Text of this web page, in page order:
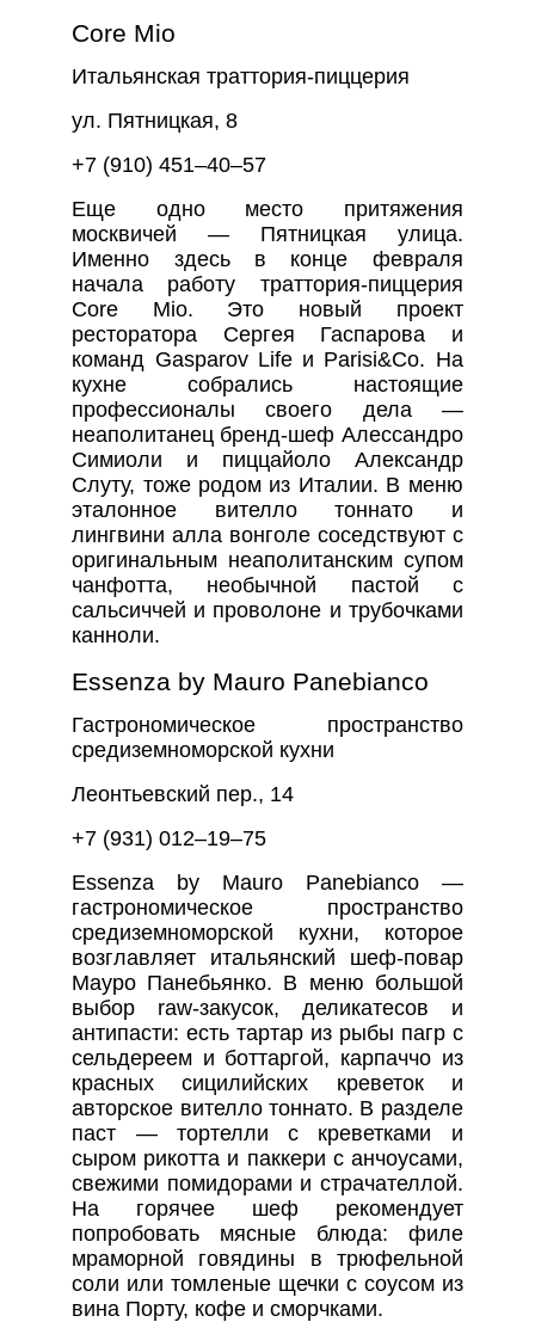
Core Mio
Итальянская траттория-пиццерия
ул. Пятницкая, 8
+7 (910) 451–40–57
Еще одно место притяжения
москвичей — Пятницкая улица.
Именно здесь в конце февраля
начала работу траттория-пиццерия
Core Mio. Это новый проект
ресторатора Сергея Гаспарова и
команд Gasparov Life и Parisi&Co. На
кухне собрались настоящие
профессионалы своего дела —
неаполитанец бренд-шеф Алессандро
Симиоли и пиццайоло Александр
Слуту, тоже родом из Италии. В меню
эталонное вителло тоннато и
лингвини алла вонголе соседствуют с
оригинальным неаполитанским супом
чанфотта, необычной пастой с
сальсиччей и проволоне и трубочками
канноли.
Essenza by Mauro Panebianco
Гастрономическое пространство
средиземноморской кухни
Леонтьевский пер., 14
+7 (931) 012–19–75
Essenza by Mauro Panebianco —
гастрономическое пространство
средиземноморской кухни, которое
возглавляет итальянский шеф-повар
Мауро Панебьянко. В меню большой
выбор raw-закусок, деликатесов и
антипасти: есть тартар из рыбы пагр с
сельдереем и боттаргой, карпаччо из
красных сицилийских креветок и
авторское вителло тоннато. В разделе
паст — тортелли с креветками и
сыром рикотта и паккери с анчоусами,
свежими помидорами и страчателлой.
На горячее шеф рекомендует
попробовать мясные блюда: филе
мраморной говядины в трюфельной
соли или томленые щечки с соусом из
вина Порту, кофе и сморчками.